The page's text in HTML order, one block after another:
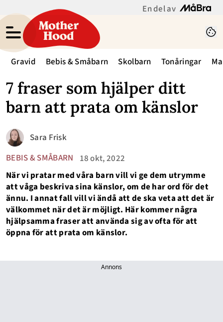
En del av
Gravid Bebis & Småbarn Skolbarn Tonåringar
7 fraser som hjälper ditt
barn att prata om känslor
BEBIS & SMÅBARN 18 okt, 2022
Sara Frisk
När vi pratar med våra barn vill vi ge dem utrymme
att våga beskriva sina känslor, om de har ord för det
ännu. I annat fall vill vi ändå att de ska veta att det är
välkommet när det är möjligt. Här kommer några
hjälpsamma fraser att använda sig av ofta för att
öppna för att prata om känslor.
Annons